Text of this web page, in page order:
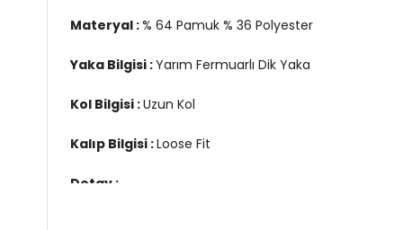
Materyal :% 64 Pamuk % 36 Polyester
Yaka Bilgisi :Yarım Fermuarlı Dik Yaka
Kol Bilgisi :Uzun Kol
Kalıp Bilgisi :Loose Fit
Detay :